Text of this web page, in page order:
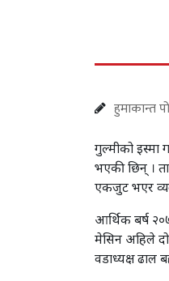
हुमाकान्त
गुल्मीको इस्मा
भएकी छिन् ।
एकजुट भएर
आर्थिक बर्ष
मेसिन अहिले
वडाध्यक्ष ढाल